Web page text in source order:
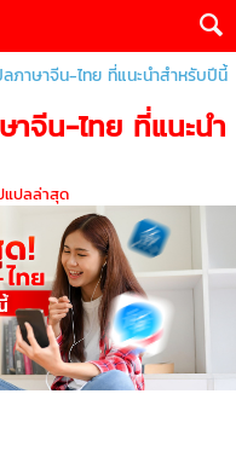
ภาษาจีน-ไทย ที่แนะนำสำหรับปีนี้
จีน-ไทย ที่แนะนำ
แปลล่าสุด